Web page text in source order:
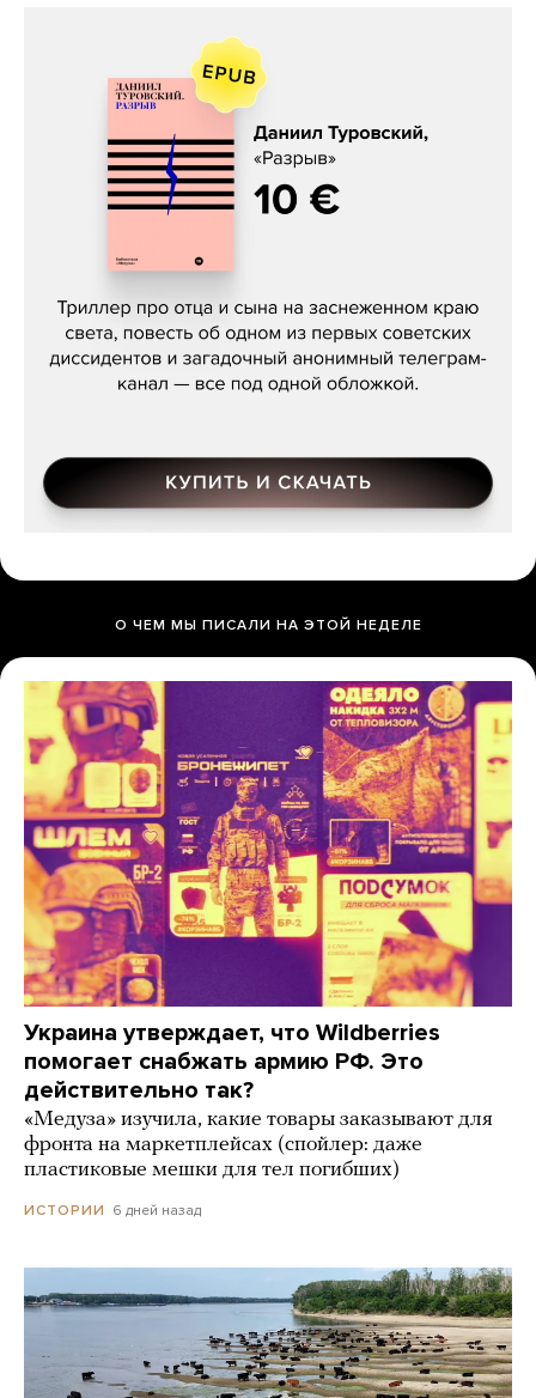
Даниил Туровский, «Разрыв»
О ЧЕМ МЫ ПИСАЛИ НА ЭТОЙ НЕДЕЛЕ
Украина утверждает, что Wildberries
помогает снабжать армию РФ. Это
действительно так?
«Медуза» изучила, какие товары заказывают для
фронта на маркетплейсах (спойлер: даже
пластиковые мешки для тел погибших)
ИСТОРИИ 6 дней назад